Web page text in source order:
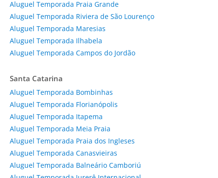
Aluguel Temporada Praia Grande
Aluguel Temporada Riviera de São Lourenço
Aluguel Temporada Maresias
Aluguel Temporada Ilhabela
Aluguel Temporada Campos do Jordão
Santa Catarina
Aluguel Temporada Bombinhas
Aluguel Temporada Florianópolis
Aluguel Temporada Itapema
Aluguel Temporada Meia Praia
Aluguel Temporada Praia dos Ingleses
Aluguel Temporada Canasvieiras
Aluguel Temporada Balneário Camboriú